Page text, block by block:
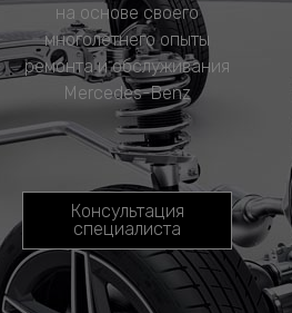
на основе своего
многолетнего опыты
ремонта и обслуживания
Mercedes-Benz
Консультация
специалиста